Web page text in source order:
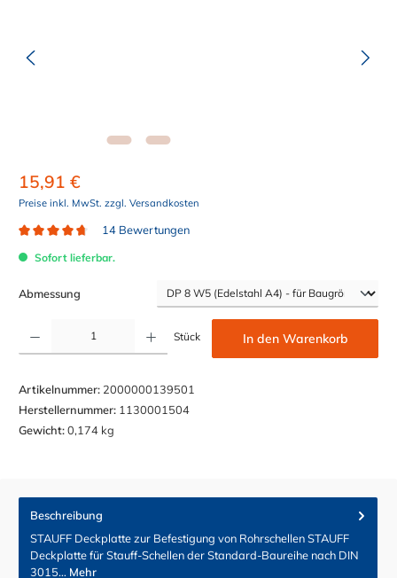
15,91 €
Preise inkl. MwSt. zzgl. Versandkosten
14 Bewertungen
Sofort lieferbar.
Abmessung
Produkt Anzahl: Gib den gewünschten Wert ein oder benutze die Schaltflächen um die Anzahl
Stück In den Warenkorb
Artikelnummer: 2000000139501
Herstellernummer: 1130001504
Gewicht:0,174 kg
Beschreibung
STAUFF Deckplatte zur Befestigung von Rohrschellen STAUFF
Deckplatte für Stauff-Schellen der Standard-Baureihe nach DIN
3015… Mehr